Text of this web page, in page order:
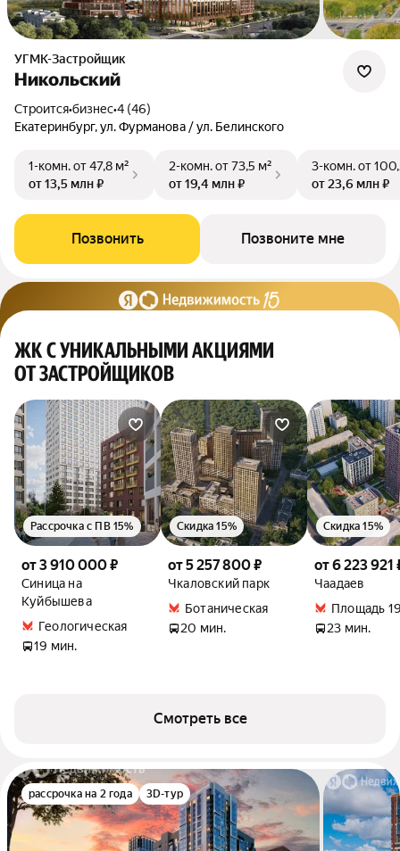
УГМК-Застройщик
Никольский
Строится•бизнес•4 (46)
Екатеринбург, ул. Фурманова / ул. Белинского
1-комн.от 47,8 м²
от 13,5 млн ₽
2-комн.от 73,5 м²
от 19,4 млн ₽
3-комн.от
от 23,6 млн ₽
Позвонить Позвоните мне
ЖК С УНИКАЛЬНЫМИ АКЦИЯМИ
ОТ ЗАСТРОЙЩИКОВ
от 3 910 000 ₽
Синица на
Куйбышева
Геологическая
19 мин.
Рассрочка с ПВ 15%
от 5 257 800 ₽
Чкаловский парк
Ботаническая
20 мин.
Скидка 15%
от 6 223 921
Чаадаев
Площадь
23 мин.
Скидка 15%
Смотреть все
рассрочка на 2 года 3D-тур